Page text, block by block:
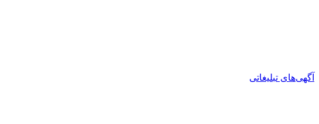
آگهی‌های تبلیغاتی